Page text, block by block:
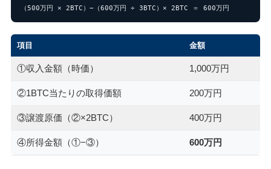
（500万円 × 2BTC）−（600万円 ÷ 3BTC）× 2BTC ＝ 600万円
項目 金額
①収入金額（時価） 1,000万円
②1BTC当たりの取得価額 200万円
③譲渡原価（②×2BTC） 400万円
④所得金額（①−③） 600万円